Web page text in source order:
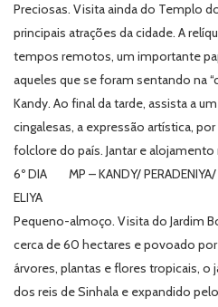
Preciosas. Visita ainda do Templo
principais atrações da cidade. A
tempos remotos, um importante
aqueles que se foram sentando na
Kandy. Ao final da tarde, assista a
cingalesas, a expressão artística,
folclore do país. Jantar e
6º DIA MP – KANDY/ PERADENIYA/
ELIYA
Pequeno-almoço. Visita do Jardim
cerca de 60 hectares e povoado
árvores, plantas e flores tropicais,
dos reis de Sinhala e expandido